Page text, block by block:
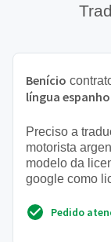
Benício
língua
Preciso a
motorista
modelo da
google como
Pedido